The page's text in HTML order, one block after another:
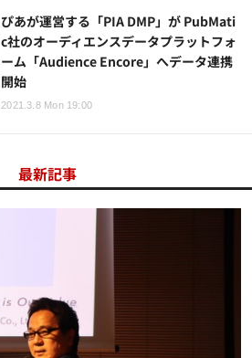
ぴあが運営する「PIA DMP」が PubMati
c社のオーディエンスデータプラットフォ
ーム「Audience Encore」へデータ連携
開始
2021.3.8 Mon 19:00
最新記事